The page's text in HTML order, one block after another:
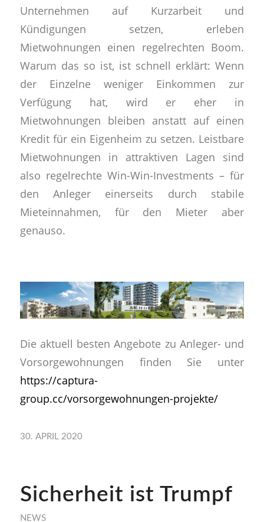
Unternehmen auf Kurzarbeit und
Kündigungen setzen, erleben
Mietwohnungen einen regelrechten Boom.
Warum das so ist, ist schnell erklärt: Wenn
der Einzelne weniger Einkommen zur
Verfügung hat, wird er eher in
Mietwohnungen bleiben anstatt auf einen
Kredit für ein Eigenheim zu setzen. Leistbare
Mietwohnungen in attraktiven Lagen sind
also regelrechte Win-Win-Investments – für
den Anleger einerseits durch stabile
Mieteinnahmen, für den Mieter aber
genauso.
Die aktuell besten Angebote zu Anleger- und
Vorsorgewohnungen finden Sie unter
https://captura-
group.cc/vorsorgewohnungen-projekte/
30. APRIL 2020
Sicherheit ist Trumpf
NEWS